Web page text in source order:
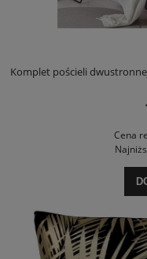
Komplet pościeli
Cena